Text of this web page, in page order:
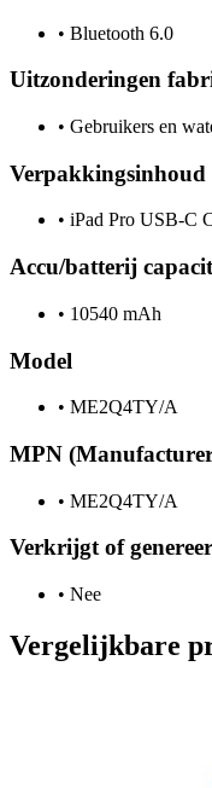
• Bluetooth 6.0
Uitzonderingen
• Gebruikers en
Verpakkingsinhoud
• iPad Pro USB-C
Accu/batterij
• 10540 mAh
Model
• ME2Q4TY/A
MPN
• ME2Q4TY/A
Verkrijgt of
• Nee
Vergelijkbare